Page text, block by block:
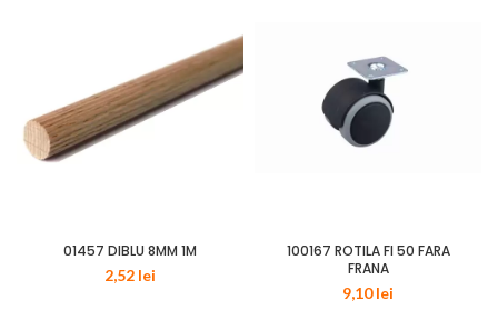
01457 DIBLU 8MM 1M
2,52 lei
100167 ROTILA FI 50 FARA
FRANA
9,10lei